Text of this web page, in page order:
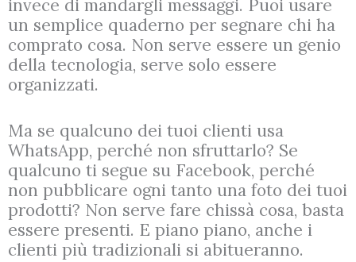
invece di mandargli messaggi. Puoi usare
un semplice quaderno per segnare chi ha
comprato cosa. Non serve essere un genio
della tecnologia, serve solo essere
organizzati.
Ma se qualcuno dei tuoi clienti usa
WhatsApp, perché non sfruttarlo? Se
qualcuno ti segue su Facebook, perché
non pubblicare ogni tanto una foto dei tuoi
prodotti? Non serve fare chissà cosa, basta
essere presenti. E piano piano, anche i
clienti più tradizionali si abitueranno.